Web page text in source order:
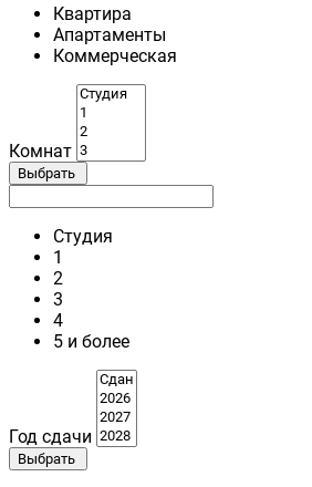
Квартира
Апартаменты
Коммерческая
Комнат
Выбрать
Студия
1
2
3
4
5 и более
Год сдачи
Выбрать